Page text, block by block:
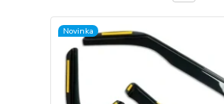
Novinka